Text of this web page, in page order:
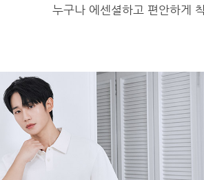
누구나 에센셜하고 편안하게